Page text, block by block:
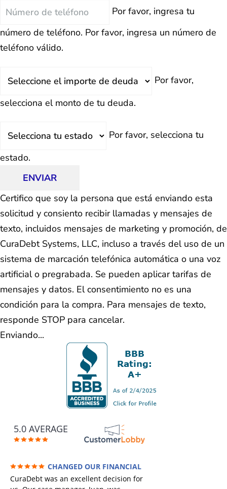
Teléfono
Por favor, ingresa tu
número de teléfono. Por favor, ingresa un número de
teléfono válido.
Por favor,
selecciona el monto de tu deuda.
Por favor, selecciona tu
estado.
ENVIAR
Certifico que soy la persona que está enviando esta
solicitud y consiento recibir llamadas y mensajes de
texto, incluidos mensajes de marketing y promoción, de
CuraDebt Systems, LLC, incluso a través del uso de un
sistema de marcación telefónica automática o una voz
artificial o pregrabada. Se pueden aplicar tarifas de
mensajes y datos. El consentimiento no es una
condición para la compra. Para mensajes de texto,
responde STOP para cancelar.
Enviando...
5.0 AVERAGE
CHANGED OUR FINANCIAL
FUTURE (credit 200 Points / 90 K in debt
GONE)
CuraDebt was an excellent decision for